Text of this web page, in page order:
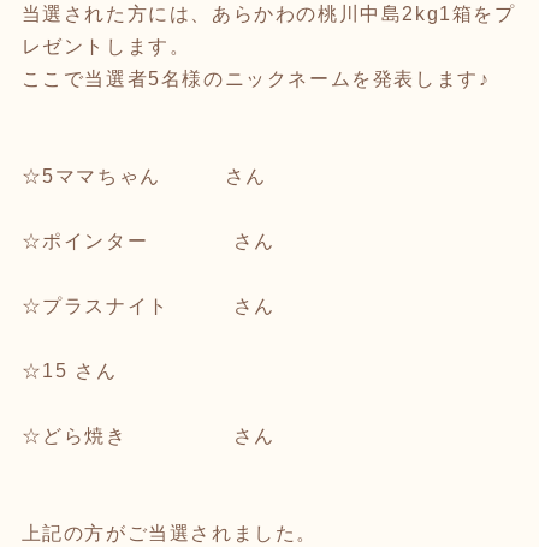
当選された方には、あらかわの桃川中島2kg1箱をプ
レゼントします。
ここで当選者5名様のニックネームを発表します♪
☆5ママちゃん さん
☆ポインター さん
☆プラスナイト さん
☆15 さん
☆どら焼き さん
上記の方がご当選されました。